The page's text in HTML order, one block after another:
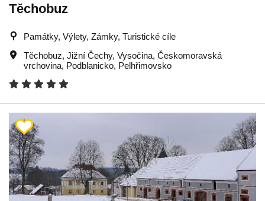
Těchobuz
Památky, Výlety, Zámky, Turistické cíle
Těchobuz, Jižní Čechy, Vysočina, Českomoravská
vrchovina, Podblanicko, Pelhřimovsko